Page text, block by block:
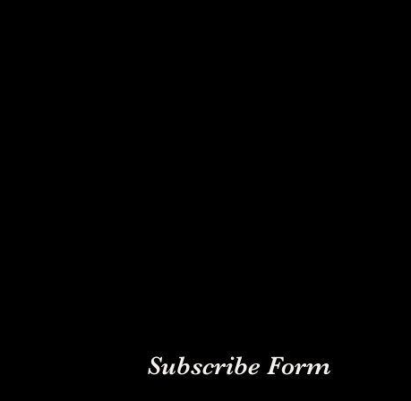
Subscribe Form